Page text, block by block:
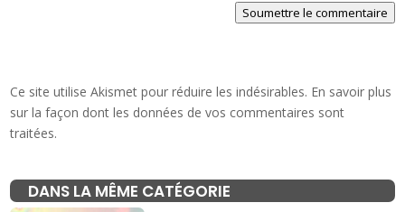
Soumettre le commentaire
Ce site utilise Akismet pour réduire les indésirables. En savoir plus
sur la façon dont les données de vos commentaires sont
traitées.
DANS LA MÊME CATÉGORIE